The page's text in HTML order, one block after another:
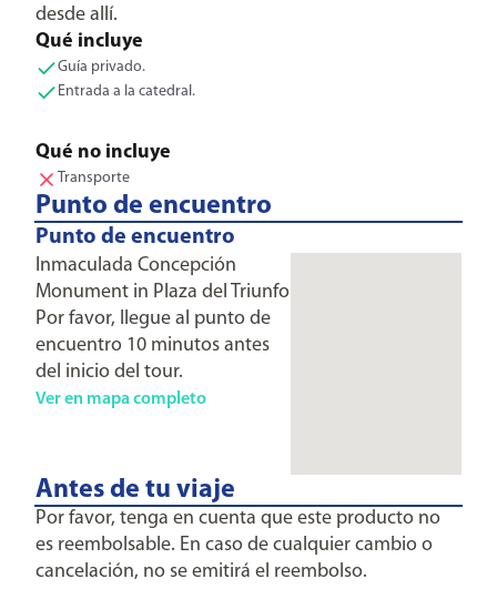
desde allí.
Qué incluye
Guía privado.
Entrada a la catedral.
Qué no incluye
Transporte
Punto de encuentro
Punto de encuentro
Inmaculada Concepción
Monument in Plaza del Triunfo
Por favor, llegue al punto de
encuentro 10 minutos antes
del inicio del tour.
Ver en mapa completo
Antes de tu viaje
Por favor, tenga en cuenta que este producto no
es reembolsable. En caso de cualquier cambio o
cancelación, no se emitirá el reembolso.